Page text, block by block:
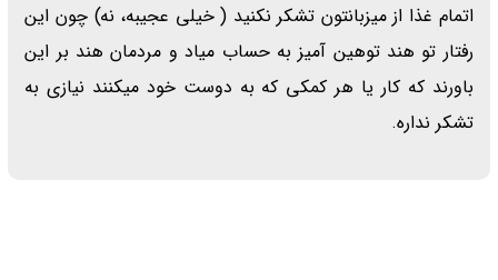
اتمام غذا از میزبانتون تشکر نکنید ( خیلی عجیبه، نه) چون این
رفتار تو هند توهین آمیز به حساب میاد و مردمان هند بر این
باورند که کار یا هر کمکی که به دوست خود میکنند نیازی به
تشکر نداره.